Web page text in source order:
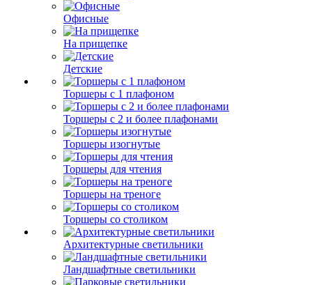
Офисные
На прищепке
Детские
Торшеры с 1 плафоном
Торшеры с 2 и более плафонами
Торшеры изогнутые
Торшеры для чтения
Торшеры на треноге
Торшеры со столиком
Архитектурные светильники
Ландшафтные светильники